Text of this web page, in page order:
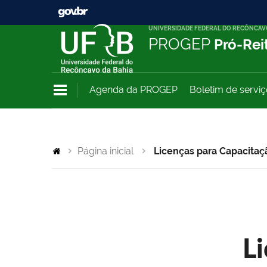
UNIVERSIDADE FEDERAL DO
PROGEP Pró-
Agenda da PROGEP Boletim de
Página inicial Licenças para